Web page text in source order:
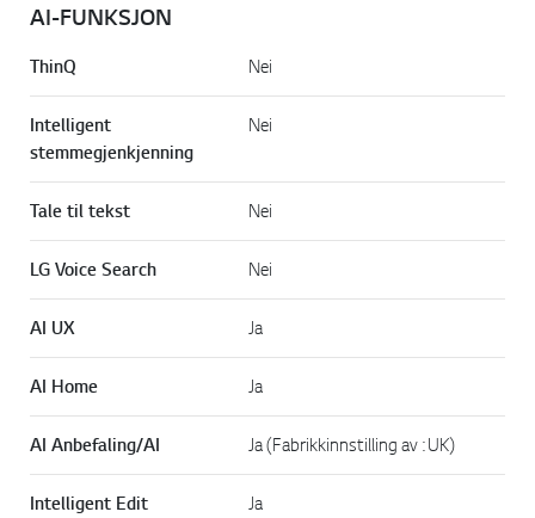
AI-FUNKSJON
ThinQ Nei
Intelligent
stemmegjenkjenning
Nei
Tale til tekst Nei
LG Voice Search Nei
AI UX Ja
AI Home Ja
AI Anbefaling/AI Ja (Fabrikkinnstilling av : UK)
Intelligent Edit Ja